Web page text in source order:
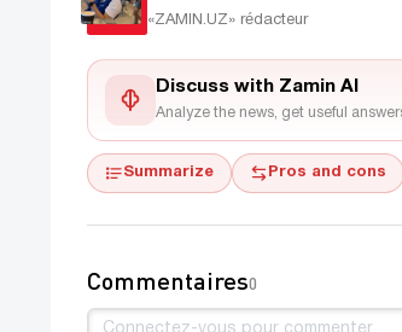
«ZAMIN.UZ» rédacteur
Discuss with Zamin AI
Analyze the news, get useful
Summarize Pros and cons
Commentaires0